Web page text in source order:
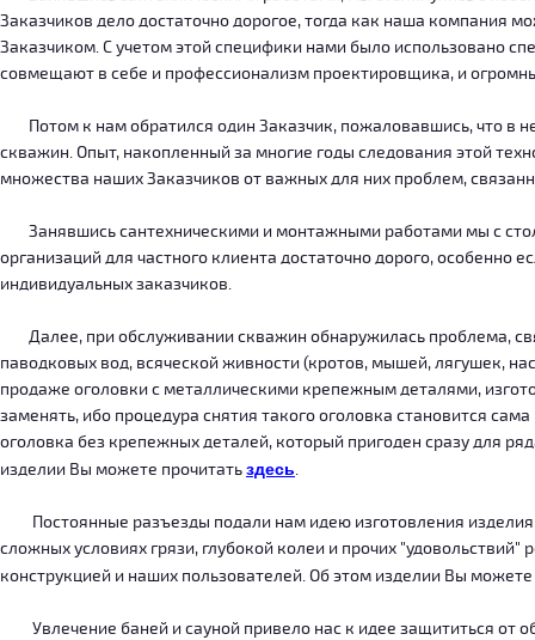
Заказчиков дело достаточно дорогое, тогда как наша компания
Заказчиком. С учетом этой специфики нами было использовано
совмещают в себе и профессионализм проектировщика, и
Потом к нам обратился один Заказчик, пожаловавшись, что в
скважин. Опыт, накопленный за многие годы следования этой
множества наших Заказчиков от важных для них проблем,
Занявшись сантехническими и монтажными работами мы с
организаций для частного клиента достаточно дорого, особенно
индивидуальных заказчиков.
Далее, при обслуживании скважин обнаружилась проблема,
паводковых вод, всяческой живности (кротов, мышей, лягушек,
продаже оголовки с металлическими крепежным деталями,
заменять, ибо процедура снятия такого оголовка становится
оголовка без крепежных деталей, который пригоден сразу для
изделии Вы можете прочитатьздесь.
Постоянные разъезды подали нам идею изготовления
сложных условиях грязи, глубокой колеи и прочих
конструкцией и наших пользователей. Об этом изделии Вы
Увлечение баней и сауной привело нас к идее защититься от